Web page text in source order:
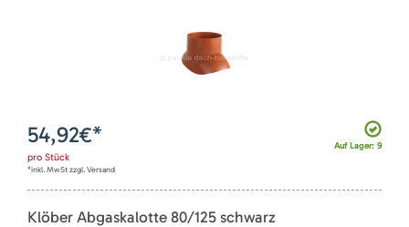
Auf Lager: 9
54,92€*
pro Stück
*inkl. MwSt zzgl. Versand
Klöber Abgaskalotte 80/125 schwarz